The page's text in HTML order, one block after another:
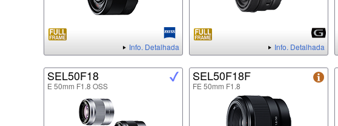
Info. Detalhada Info. Detalhada
SEL50F18
E 50mm F1.8 OSS
SEL50F18F
FE 50mm F1.8